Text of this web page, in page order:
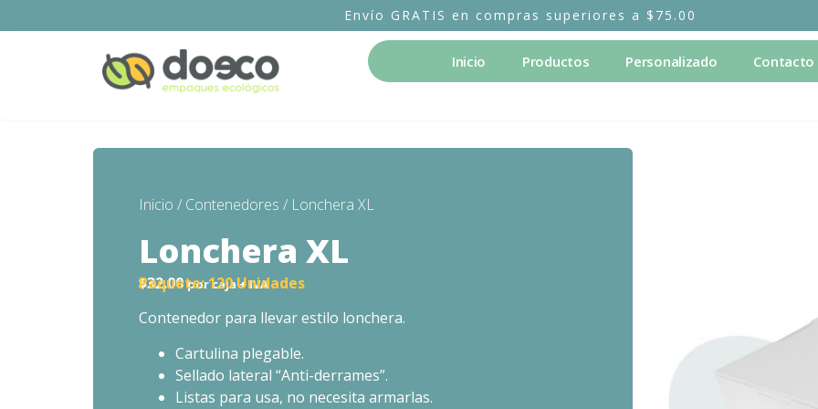
Envío GRATIS en compras superiores a $75.00
Inicio Productos Personalizado Contacto
Inicio / Contenedores / Lonchera XL
Lonchera XL
$32.00 por caja + IVA
Paquete:120 Unidades
Contenedor para llevar estilo lonchera.
Cartulina plegable.
Sellado lateral “Anti-derrames”.
Listas para usa, no necesita armarlas.